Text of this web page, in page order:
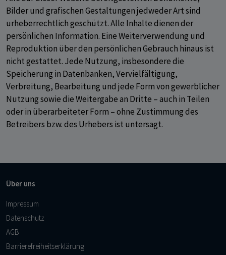
Bilder und grafischen Gestaltungen jedweder Art sind
urheberrechtlich geschützt. Alle Inhalte dienen der
persönlichen Information. Eine Weiterverwendung und
Reproduktion über den persönlichen Gebrauch hinaus ist
nicht gestattet. Jede Nutzung, insbesondere die
Speicherung in Datenbanken, Vervielfältigung,
Verbreitung, Bearbeitung und jede Form von gewerblicher
Nutzung sowie die Weitergabe an Dritte – auch in Teilen
oder in überarbeiteter Form – ohne Zustimmung des
Betreibers bzw. des Urhebers ist untersagt.
Über uns
Impressum
Datenschutz
AGB
Barrierefreiheitserklärung